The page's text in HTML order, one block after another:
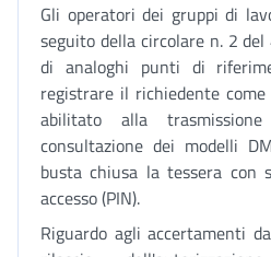
Gli operatori dei gruppi di
seguito della circolare n. 2
di analoghi punti di
registrare il richiedente
abilitato alla
consultazione dei modelli
busta chiusa la tessera con
accesso (PIN).
Riguardo agli accertamenti